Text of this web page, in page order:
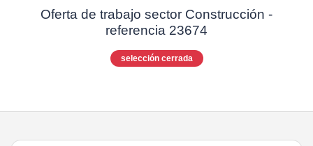
Oferta de trabajo sector Construcción -
referencia 23674
selección cerrada